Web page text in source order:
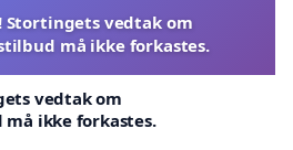
Stortingets vedtak om
må ikke forkastes.
vedtak om
ikke forkastes.